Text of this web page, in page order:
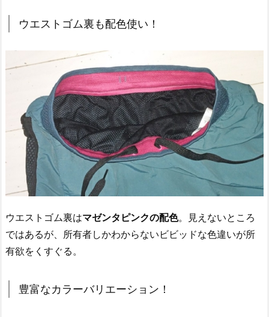
ウエストゴム裏も配色使い！
ウエストゴム裏はマゼンタピンクの配色。見えないところ
ではあるが、所有者しかわからないビビッドな色違いが所
有欲をくすぐる。
豊富なカラーバリエーション！